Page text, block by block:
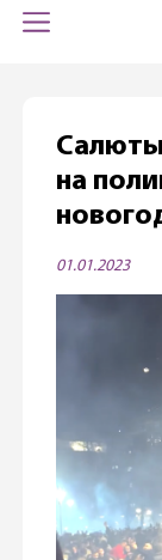
на
01.01.2023